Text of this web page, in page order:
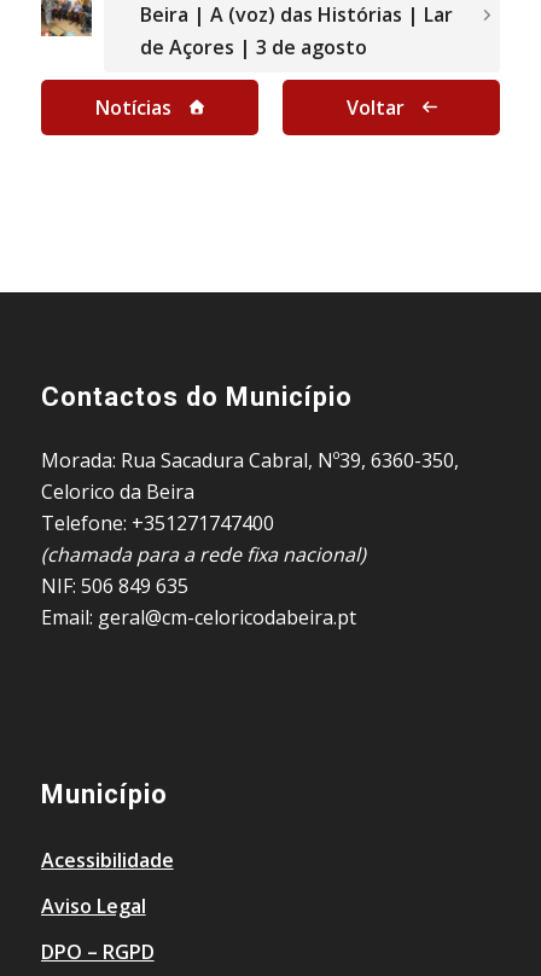
Beira | A (voz) das Histórias | Lar
de Açores | 3 de agosto
Notícias Voltar
Contactos do Município
Morada: Rua Sacadura Cabral, Nº39, 6360-350,
Celorico da Beira
Telefone: +351271747400
(chamada para a rede fixa nacional)
NIF: 506 849 635
Email: geral@cm-celoricodabeira.pt
Município
Acessibilidade
Aviso Legal
DPO – RGPD